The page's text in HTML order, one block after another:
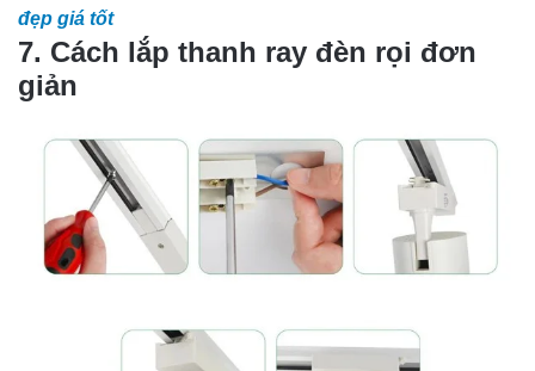
đẹp giá tốt
7. Cách lắp thanh ray đèn rọi đơn
giản